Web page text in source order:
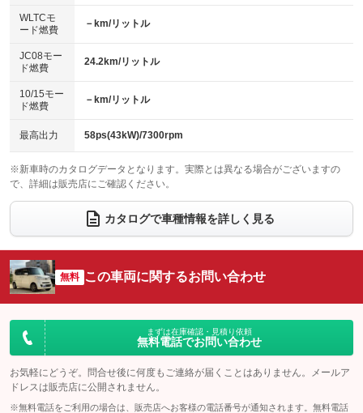
センターデフロック
：装備なし
電動格納ミラー
：装備あり
エアロ
：装備なし
：装備なし
パワーシート
ベンチシート
：装備あり
チップアップシート
：装備なし
：装備なし ：装備なし
ウォークスルー
：装備なし
電動リアゲート フロントカメラ
：装備なし
：装備なし ：装備なし
サイドカメラ
：装備なし ルーフレール
：装備なし
：装備なし
：装備なし
WLTCモ
ード燃費
－km/リットル
JC08モー
ド燃費
24.2km/リットル
10/15モー
ド燃費
－km/リットル
最高出力 58ps(43kW)/7300rpm
※新車時のカタログデータとなります。実際とは異なる場合がございますの
で、詳細は販売店にご確認ください。
カタログで車種情報を詳しく見る
無料 この車両に関するお問い合わせ
まずは在庫確認・見積り依頼
無料電話でお問い合わせ
お気軽にどうぞ。問合せ後に何度もご連絡が届くことはありません。メールア
ドレスは販売店に公開されません。
※無料電話をご利用の場合は、販売店へお客様の電話番号が通知されます。無料電話